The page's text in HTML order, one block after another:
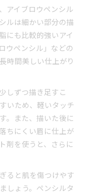
アイブロウペンシル
ルは細かい部分の描
にも比較的強いアイ
ウペンシル」などの
時間美しい仕上がり
しずつ描き足すこ
いため、軽いタッチ
。また、描いた後に
ちにくい眉に仕上が
剤を使うと、さらに
ると肌を傷つけやす
しょう。ペンシルタ